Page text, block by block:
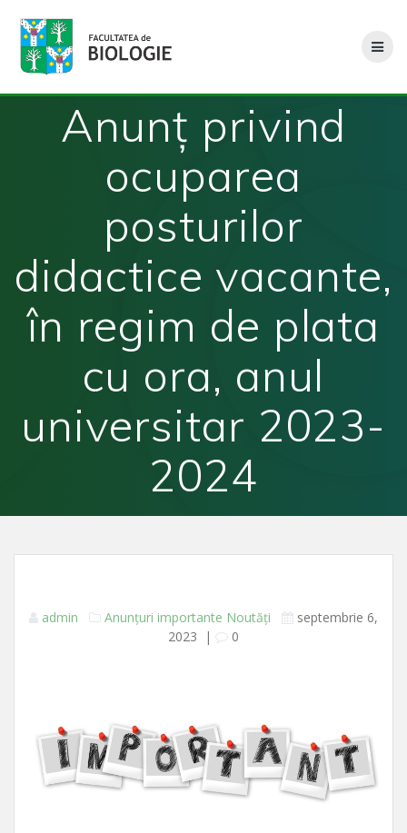
Anunț privind
ocuparea
posturilor
didactice vacante,
în regim de plata
cu ora, anul
universitar 2023-
2024
admin Anunțuri importante Noutăți
septembrie 6,
2023 | 0